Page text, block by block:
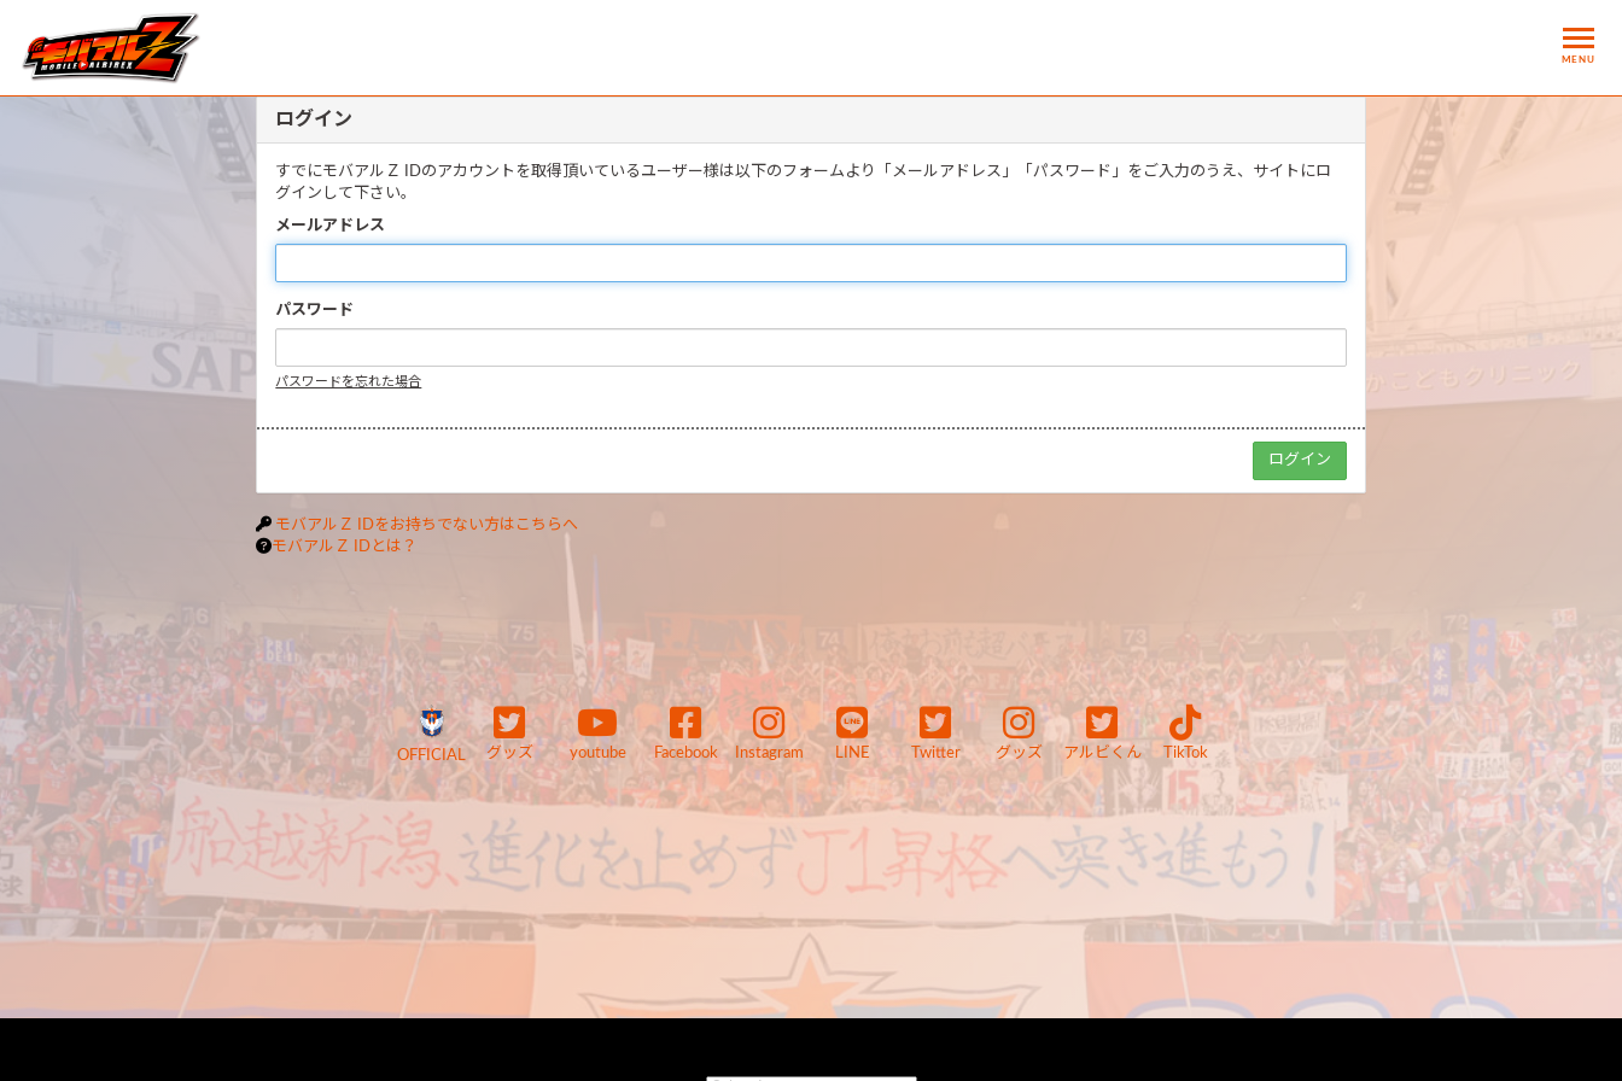
MENU
ログイン
すでにモバアルＺ IDのアカウントを取得頂いているユーザー様は以下のフォームより「メールアドレス」「パスワード」をご入力のうえ、サイトにロ
グインして下さい。
メールアドレス
パスワード
パスワードを忘れた場合
モバアルＺ IDをお持ちでない方はこちらへ
モバアルＺ IDとは？
OFFICIAL グッズ youtube Facebook Instagram LINE Twitter グッズ アルビくん TikTok